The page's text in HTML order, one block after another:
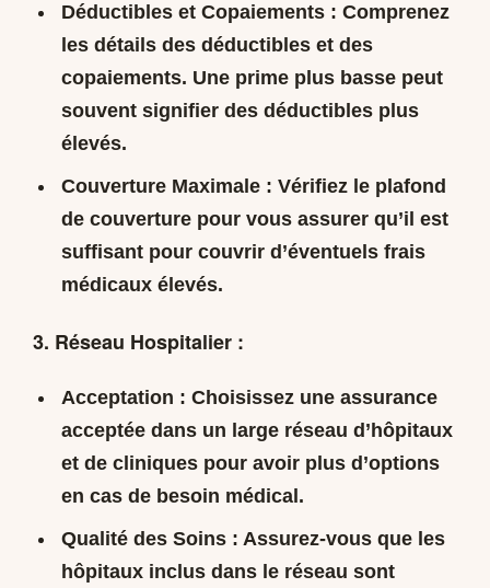
Déductibles et Copaiements : Comprenez
les détails des déductibles et des
copaiements. Une prime plus basse peut
souvent signifier des déductibles plus
élevés.
Couverture Maximale : Vérifiez le plafond
de couverture pour vous assurer qu’il est
suffisant pour couvrir d’éventuels frais
médicaux élevés.
3. Réseau Hospitalier :
Acceptation : Choisissez une assurance
acceptée dans un large réseau d’hôpitaux
et de cliniques pour avoir plus d’options
en cas de besoin médical.
Qualité des Soins : Assurez-vous que les
hôpitaux inclus dans le réseau sont